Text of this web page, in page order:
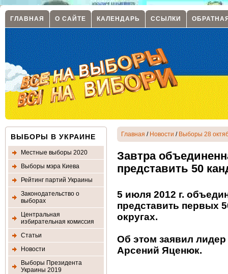
ГЛАВНАЯ О САЙТЕ КАЛЕНДАРЬ ССЫЛКИ
ВЫБОРЫ В УКРАИНЕ
Местные выборы 2020
Выборы мэра Киева
Рейтинг партий Украины
Законодательство о
выборах
Центральная
избирательная комиссия
Статьи
Новости
Выборы Президента
Украины 2019
Главная / Новости / Выборы 28
Завтра
представить 50
5 июля 2012 г.
представить первых
округах.
Об этом заявил
Арсений Яценюк.